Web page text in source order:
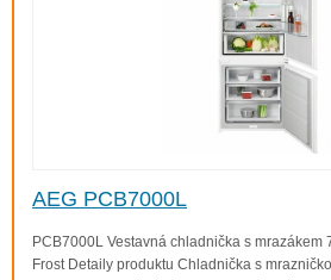
AEG PCB7000L
PCB7000L Vestavná chladnička s mrazákem
Frost Detaily produktu Chladnička s